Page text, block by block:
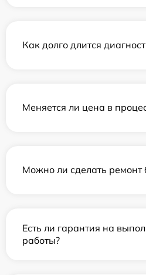
Как долго длится
Меняется ли цена в
Можно ли сделать ремонт
Есть ли гарантия на
работы?